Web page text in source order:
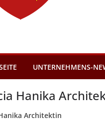
UNTERNEHMENS-
Hanika
Architektin